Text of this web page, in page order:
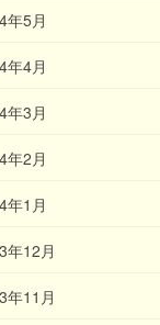
年5月
年4月
年3月
年2月
年1月
年12月
年11月